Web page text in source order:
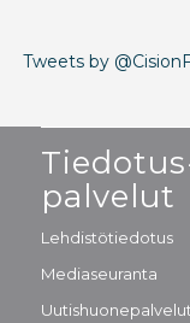
Tweets by
palvelut
Lehdistötiedotus
Mediaseuranta
Uutishuonepalvelut